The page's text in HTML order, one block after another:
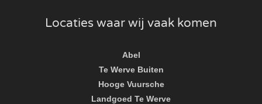
Locaties waar wij vaak komen
Abel
Te Werve Buiten
Hooge Vuursche
Landgoed Te Werve